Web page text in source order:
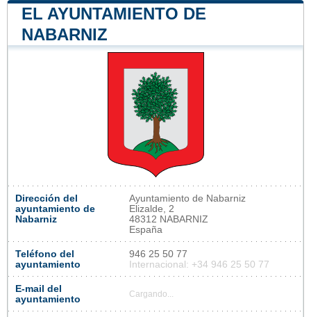
EL AYUNTAMIENTO DE
NABARNIZ
Dirección del
ayuntamiento de
Nabarniz
Ayuntamiento de Nabarniz
Elizalde, 2
48312 NABARNIZ
España
Teléfono del
ayuntamiento
946 25 50 77
Internacional: +34 946 25 50 77
E-mail del
ayuntamiento
Cargando...